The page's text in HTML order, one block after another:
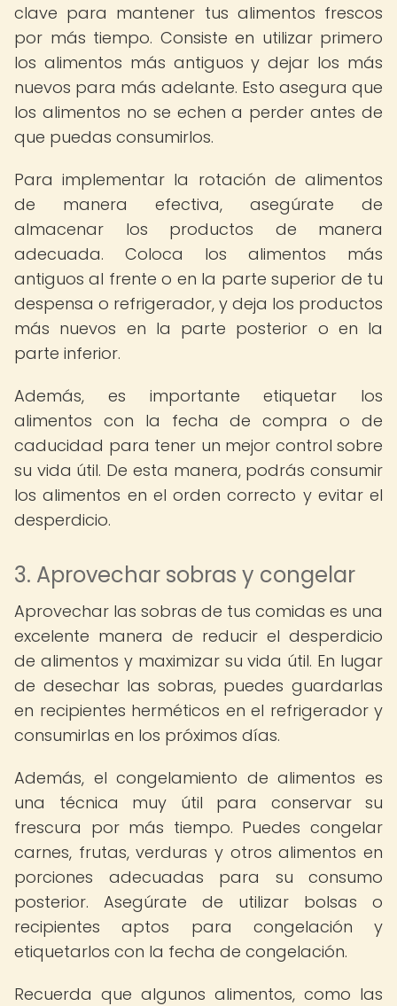
clave para mantener tus alimentos frescos
por más tiempo. Consiste en utilizar primero
los alimentos más antiguos y dejar los más
nuevos para más adelante. Esto asegura que
los alimentos no se echen a perder antes de
que puedas consumirlos.
Para implementar la rotación de alimentos
de manera efectiva, asegúrate de
almacenar los productos de manera
adecuada. Coloca los alimentos más
antiguos al frente o en la parte superior de tu
despensa o refrigerador, y deja los productos
más nuevos en la parte posterior o en la
parte inferior.
Además, es importante etiquetar los
alimentos con la fecha de compra o de
caducidad para tener un mejor control sobre
su vida útil. De esta manera, podrás consumir
los alimentos en el orden correcto y evitar el
desperdicio.
3. Aprovechar sobras y congelar
Aprovechar las sobras de tus comidas es una
excelente manera de reducir el desperdicio
de alimentos y maximizar su vida útil. En lugar
de desechar las sobras, puedes guardarlas
en recipientes herméticos en el refrigerador y
consumirlas en los próximos días.
Además, el congelamiento de alimentos es
una técnica muy útil para conservar su
frescura por más tiempo. Puedes congelar
carnes, frutas, verduras y otros alimentos en
porciones adecuadas para su consumo
posterior. Asegúrate de utilizar bolsas o
recipientes aptos para congelación y
etiquetarlos con la fecha de congelación.
Recuerda que algunos alimentos, como las